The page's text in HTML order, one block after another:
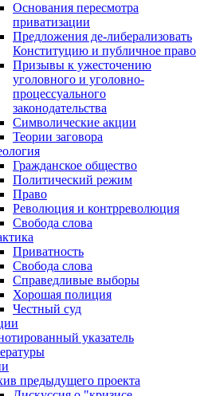
Основания пересмотра
приватизации
Предложения де-либерализовать
Конституцию и публичное право
Призывы к ужесточению
уголовного и уголовно-
процессуального
законодательства
Символические акции
Теории заговора
Гражданское общество
Политический режим
Право
Революция и контрреволюция
Свобода слова
Приватность
Свобода слова
Справедливые выборы
Хорошая полиция
Честный суд
указатель
предыдущего проекта